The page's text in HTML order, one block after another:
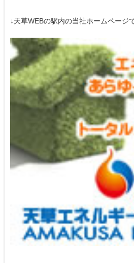
↓天草WEBの駅内の当社ホームページ